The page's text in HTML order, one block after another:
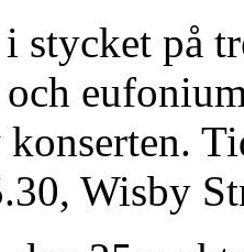
stycket på
Wisby